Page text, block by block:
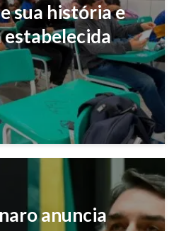
sua história e
anuncia